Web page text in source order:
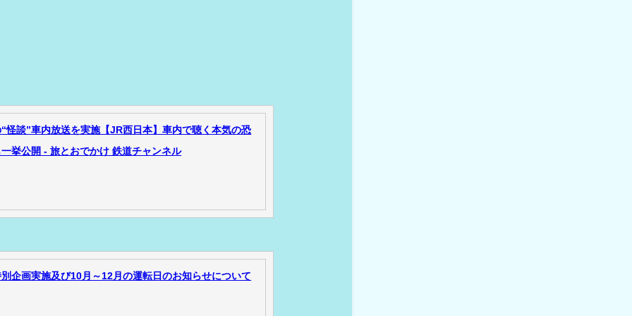
怪談”車内放送を実施【JR西日本】車内で聴く本気の恐
挙公開 - 旅とおでかけ 鉄道チャンネル
企画実施及び10月～12月の運転日のお知らせについて